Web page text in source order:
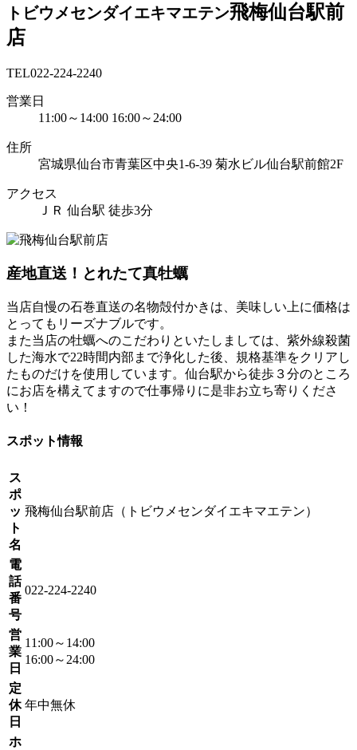
トビウメセンダイエキマエテン飛梅仙台駅前
店
TEL022-224-2240
営業日
11:00～14:00 16:00～24:00
住所
宮城県仙台市青葉区中央1-6-39 菊水ビル仙台駅前館2F
アクセス
ＪＲ 仙台駅 徒歩3分
産地直送！とれたて真牡蠣
当店自慢の石巻直送の名物殻付かきは、美味しい上に価格は
とってもリーズナブルです。
また当店の牡蠣へのこだわりといたしましては、紫外線殺菌
した海水で22時間内部まで浄化した後、規格基準をクリアし
たものだけを使用しています。仙台駅から徒歩３分のところ
にお店を構えてますので仕事帰りに是非お立ち寄りくださ
い！
スポット情報
ス
ポ
ッ
ト
名
飛梅仙台駅前店（トビウメセンダイエキマエテン）
電
話
番
号
022-224-2240
営
業
日
11:00～14:00
16:00～24:00
定
休
日
年中無休
ホ